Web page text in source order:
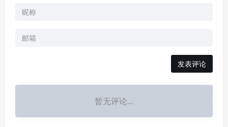
发表评论
暂无评论...